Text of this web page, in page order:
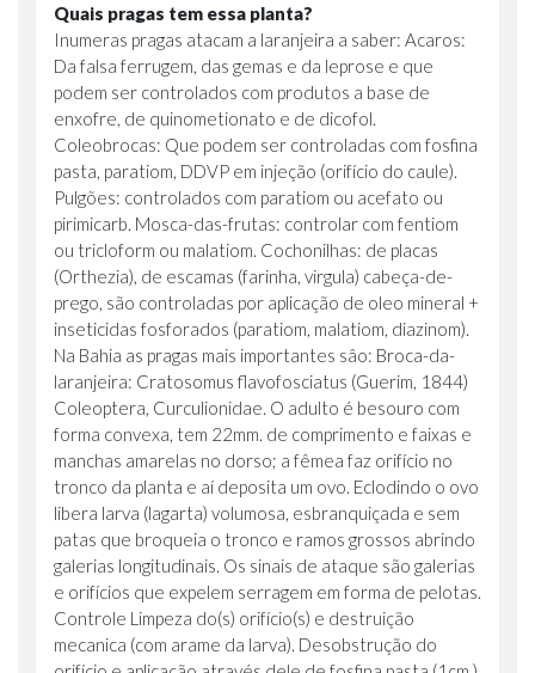
Quais pragas tem essa planta?
Inumeras pragas atacam a laranjeira a saber: Acaros:
Da falsa ferrugem, das gemas e da leprose e que
podem ser controlados com produtos a base de
enxofre, de quinometionato e de dicofol.
Coleobrocas: Que podem ser controladas com fosfina
pasta, paratiom, DDVP em injeção (orifício do caule).
Pulgões: controlados com paratiom ou acefato ou
pirimicarb. Mosca-das-frutas: controlar com fentiom
ou tricloform ou malatiom. Cochonilhas: de placas
(Orthezia), de escamas (farinha, virgula) cabeça-de-
prego, são controladas por aplicação de oleo mineral +
inseticidas fosforados (paratiom, malatiom, diazinom).
Na Bahia as pragas mais importantes sâo: Broca-da-
laranjeira: Cratosomus flavofosciatus (Guerim, 1844)
Coleoptera, Curculionidae. O adulto é besouro com
forma convexa, tem 22mm. de comprimento e faixas e
manchas amarelas no dorso; a fêmea faz orifício no
tronco da planta e aí deposita um ovo. Eclodindo o ovo
libera larva (lagarta) volumosa, esbranquiçada e sem
patas que broqueia o tronco e ramos grossos abrindo
galerias longitudinais. Os sinais de ataque são galerias
e orifícios que expelem serragem em forma de pelotas.
Controle Limpeza do(s) orifício(s) e destruição
mecanica (com arame da larva). Desobstrução do